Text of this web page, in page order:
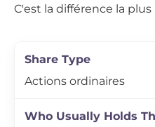
C'est la différence la
Actions ordinaires